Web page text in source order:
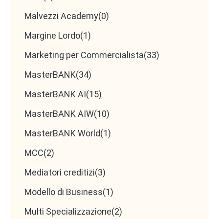
elementi che, se ben armonizzati, creano una base
solida per una crescita sostenibile e duratura.
Come aumentare il
Valore dell’Azienda
Incrementare il valore di un’azienda va ben oltre il
semplice miglioramento dei dati di bilancio;
coinvolga aspetti gestionali, operativi e di mercato.
Un primo passo fondamentale consiste
Malvezzi Academy(0)
Margine Lordo(1)
Marketing per Commercialista(33)
MasterBANK(34)
MasterBANK AI(15)
MasterBANK AIW(10)
MasterBANK World(1)
MCC(2)
Mediatori creditizi(3)
Modello di Business(1)
Multi Specializzazione(2)